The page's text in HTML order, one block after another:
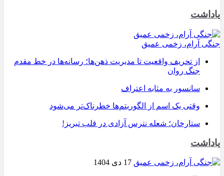
یاداشت
جنگی آرام، زخمی عمیق
از تحریف واقعیت تا مدیریت ذهن‌ها؛ رسانه‌ها در خط مقدم
جنگ روان
سانسور به مثابه اعتراف
وقتی یک اسم از الگوریتم‌ها خطرناک‌تر می‌شود
ستارخان؛ شعله نترس آزادی در قلب تبریز!
یاداشت
17 دی 1404